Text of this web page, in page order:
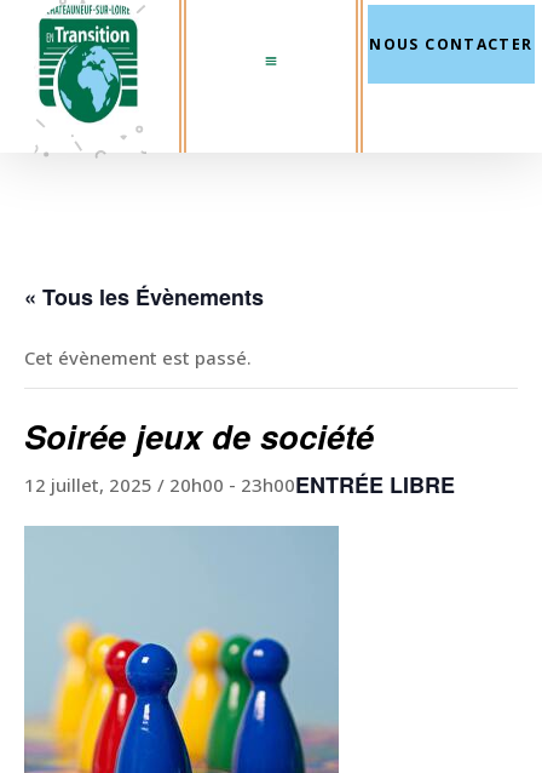
NOUS CONTACTER
« Tous les Évènements
Cet évènement est passé.
Soirée jeux de société
12 juillet, 2025 / 20h00 - 23h00ENTRÉE LIBRE